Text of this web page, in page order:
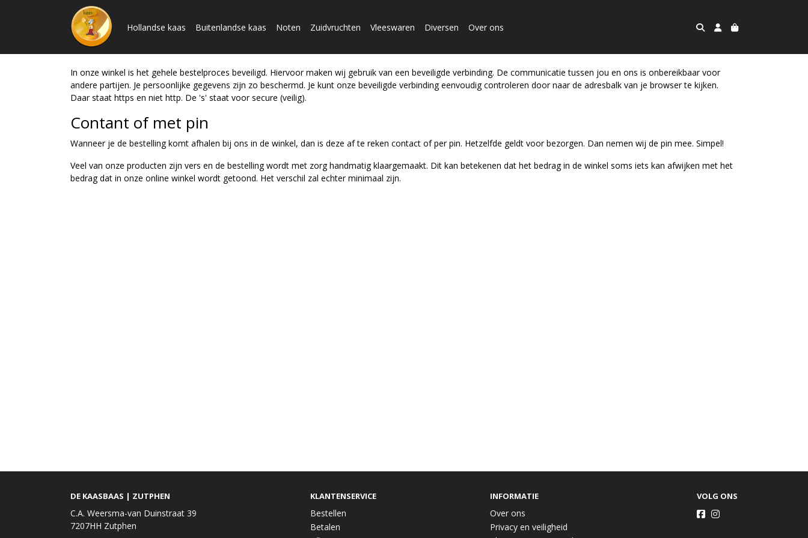
Hollandse kaas Buitenlandse kaas Noten Zuidvruchten Vleeswaren Diversen Over ons
In onze winkel is het gehele bestelproces beveiligd. Hiervoor maken wij gebruik van een beveiligde verbinding. De communicatie tussen jou en ons is onbereikbaar voor
andere partijen. Je persoonlijke gegevens zijn zo beschermd. Je kunt onze beveiligde verbinding eenvoudig controleren door naar de adresbalk van je browser te kijken.
Daar staat https en niet http. De 's' staat voor secure (veilig).
Contant of met pin
Wanneer je de bestelling komt afhalen bij ons in de winkel, dan is deze af te reken contact of per pin. Hetzelfde geldt voor bezorgen. Dan nemen wij de pin mee. Simpel!
Veel van onze producten zijn vers en de bestelling wordt met zorg handmatig klaargemaakt. Dit kan betekenen dat het bedrag in de winkel soms iets kan afwijken met het
bedrag dat in onze online winkel wordt getoond. Het verschil zal echter minimaal zijn.
DE KAASBAAS | ZUTPHEN
C.A. Weersma-van Duinstraat 39
7207HH Zutphen
KLANTENSERVICE
Bestellen
Betalen
INFORMATIE
Over ons
Privacy en veiligheid
VOLG ONS